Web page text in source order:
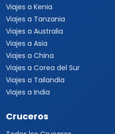
Viajes a Kenia
Viajes a Tanzania
Viajes a Australia
Viajes a Asia
Viajes a China
Viajes a Corea del Sur
Viajes a Tailandia
Viajes a India
Cruceros